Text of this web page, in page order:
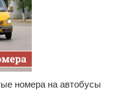
номера на автобусы